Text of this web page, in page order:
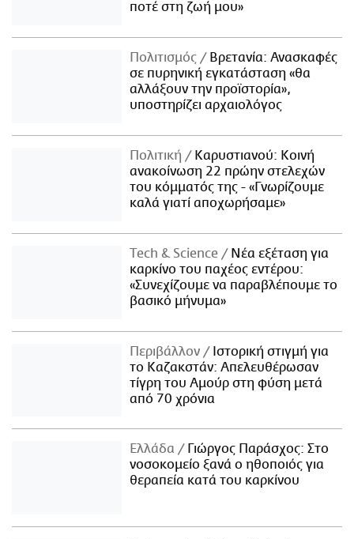
ποτέ στη ζωή μου»
Πολιτισμός
Βρετανία: Ανασκαφές
σε πυρηνική εγκατάσταση «θα
αλλάξουν την προϊστορία»,
υποστηρίζει αρχαιολόγος
Πολιτική
Καρυστιανού: Κοινή
ανακοίνωση 22 πρώην στελεχών
του κόμματός της - «Γνωρίζουμε
καλά γιατί αποχωρήσαμε»
Τech & Science
Νέα εξέταση για
καρκίνο του παχέος εντέρου:
«Συνεχίζουμε να παραβλέπουμε το
βασικό μήνυμα»
Περιβάλλον
Ιστορική στιγμή για
το Καζακστάν: Απελευθέρωσαν
τίγρη του Αμούρ στη φύση μετά
από 70 χρόνια
Ελλάδα
Γιώργος Παράσχος: Στο
νοσοκομείο ξανά ο ηθοποιός για
θεραπεία κατά του καρκίνου